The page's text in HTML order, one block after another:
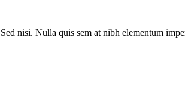
nisi. Nulla quis sem at nibh elementum